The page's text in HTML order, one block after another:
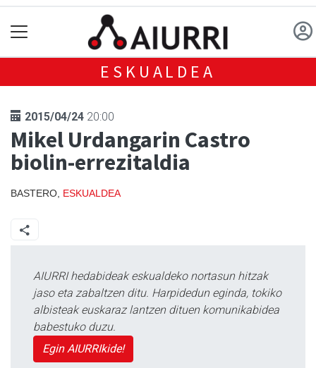
ESKUALDEA
2015/04/24 20:00
Mikel Urdangarin Castro
biolin-errezitaldia
BASTERO, ESKUALDEA
AIURRI hedabideak eskualdeko nortasun hitzak
jaso eta zabaltzen ditu. Harpidedun eginda, tokiko
albisteak euskaraz lantzen dituen komunikabidea
babestuko duzu.
Egin AIURRIkide!